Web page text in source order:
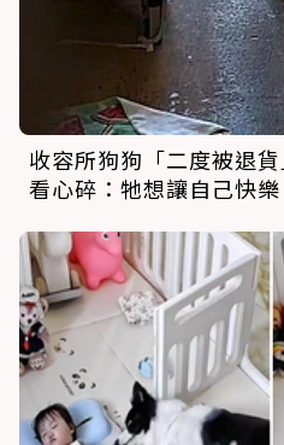
收容所狗狗「二度被退
看心碎：牠想讓自己快樂